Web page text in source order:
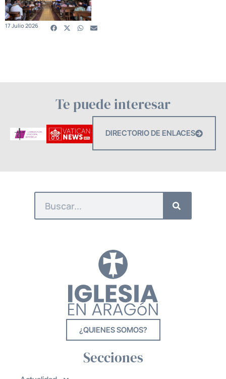
17 Julio 2026
Te puede interesar
DIRECTORIO DE ENLACES
¿QUIENES SOMOS?
Secciones